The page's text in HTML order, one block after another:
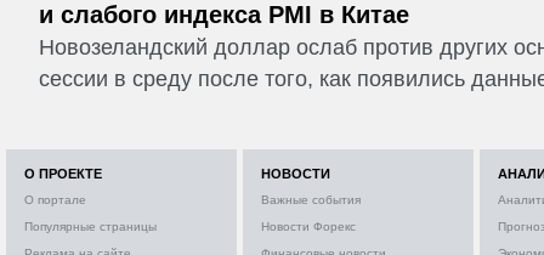
и слабого индекса PMI в Китае
Новозеландский доллар ослаб против других
сессии в среду после того, как появились
О ПРОЕКТЕ
О портале
Популярные страницы
НОВОСТИ
Важные события
Новости Форекс